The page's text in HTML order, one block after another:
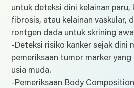
untuk deteksi dini kelainan paru,
fibrosis, atau kelainan vaskular,
rontgen dada untuk skrining
-Deteksi risiko kanker sejak dini
pemeriksaan tumor marker
usia muda.
-Pemeriksaan Body